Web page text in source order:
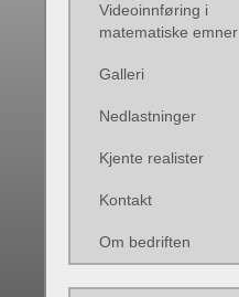
Videoinnføring i
matematiske emner
Galleri
Nedlastninger
Kjente realister
Kontakt
Om bedriften